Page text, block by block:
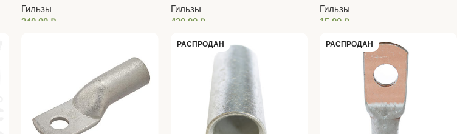
Гильзы
240,00 ₽
Гильзы
420,00 ₽
Гильзы
15,00 ₽
РАСПРОДАН РАСПРОДАН